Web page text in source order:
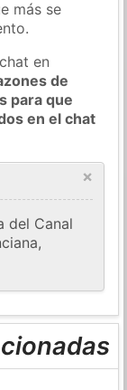
más se
en
de
para que
en el chat
×
del Canal